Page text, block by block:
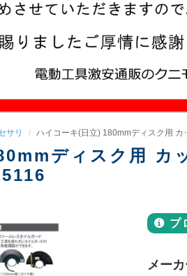
サリ ハイコーキ(日立) 180mmディスク用
ディスク用 カ
プ
メー